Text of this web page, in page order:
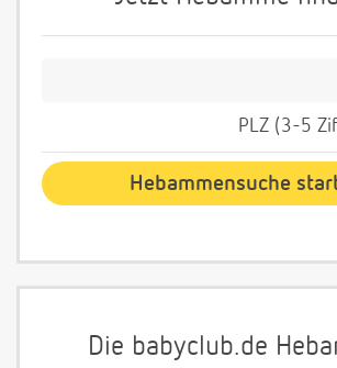
PLZ (3-5
Die babyclub.de